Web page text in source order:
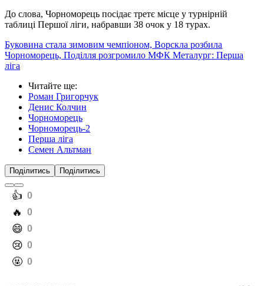
До слова, Чорноморець посідає третє місце у турнірній
таблиці Першої ліги, набравши 38 очок у 18 турах.
Буковина стала зимовим чемпіоном, Ворскла розбила
Чорноморець, Поділля розгромило МФК Металург: Перша
ліга
Читайте ще:
Роман Григорчук
Денис Колчин
Чорноморець
Чорноморець-2
Перша ліга
Семен Альтман
Поділитись Поділитись
️👍 0
️🔥 0
️😄 0
️😢 0
️🤬 0